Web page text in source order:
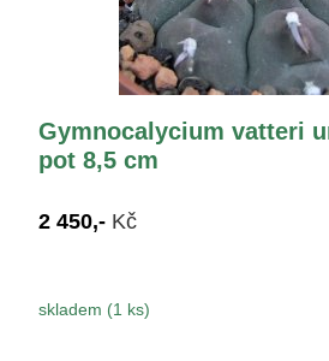
Gymnocalycium vatteri
pot 8,5 cm
2 450,- Kč
skladem (1 ks)